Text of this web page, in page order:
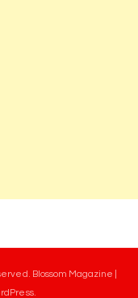
Blossom Magazine |